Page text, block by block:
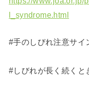
l_syndrome.html
#手のしびれ注意サイ
#しびれが長く続くと